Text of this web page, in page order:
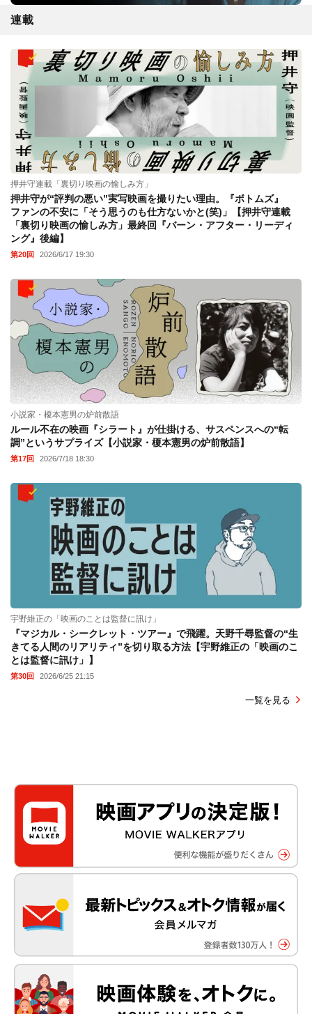
連載
押井守連載「裏切り映画の愉しみ方」
押井守が“評判の悪い”実写映画を撮りたい理由。『ボトムズ』
ファンの不安に「そう思うのも仕方ないかと(笑)」【押井守連載
「裏切り映画の愉しみ方」最終回『バーン・アフター・リーディ
ング』後編】
第20回 2026/6/17 19:30
小説家・榎本憲男の炉前散語
ルール不在の映画『シラート』が仕掛ける、サスペンスへの“転
調”というサプライズ【小説家・榎本憲男の炉前散語】
第17回 2026/7/18 18:30
宇野維正の「映画のことは監督に訊け」
『マジカル・シークレット・ツアー』で飛躍。天野千尋監督の“生
きてる人間のリアリティ”を切り取る方法【宇野維正の「映画のこ
とは監督に訊け」】
第30回 2026/6/25 21:15
一覧を見る